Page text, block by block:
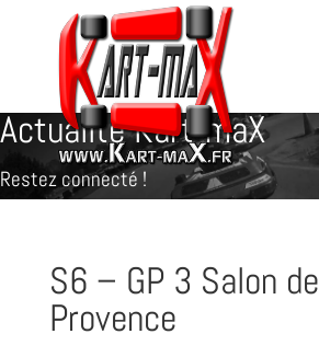
Actualité Kart-maX
Restez connecté !
S6 – GP 3 Salon de
Provence